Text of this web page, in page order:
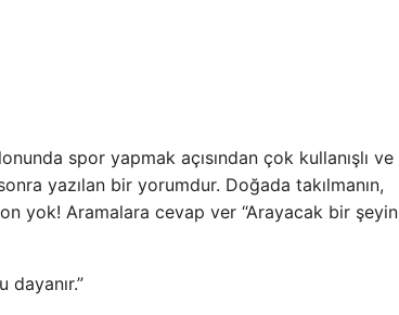
spor yapmak açısından çok kullanışlı ve
yazılan bir yorumdur. Doğada takılmanın,
yok! Aramalara cevap ver “Arayacak bir şeyin